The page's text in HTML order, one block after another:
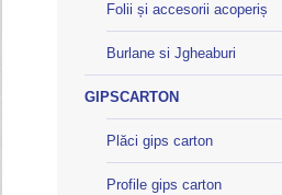
Folii și accesorii acoperiș
Burlane si Jgheaburi
GIPSCARTON
Plăci gips carton
Profile gips carton